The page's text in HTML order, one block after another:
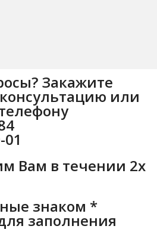
Закажите
или
Вам в течении 2х
знаком *
заполнения